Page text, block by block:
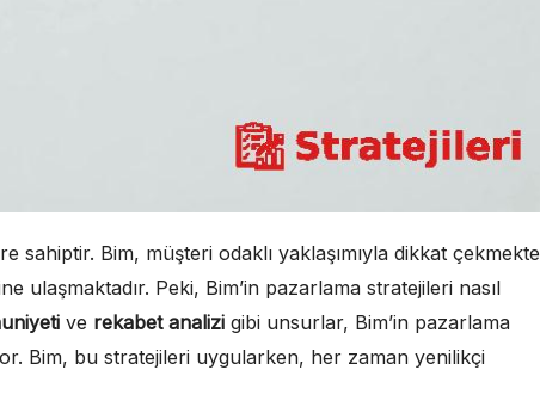
sahiptir. Bim, müşteri odaklı yaklaşımıyla dikkat çekmekte
ulaşmaktadır. Peki, Bim’in pazarlama stratejileri nasıl
ve rekabet analizi gibi unsurlar, Bim’in pazarlama
Bim, bu stratejileri uygularken, her zaman yenilikçi